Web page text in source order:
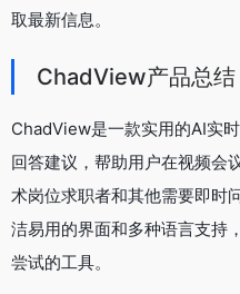
取最新信息。
ChadView产品总结
ChadView是一款实用的AI实
回答建议，帮助用户在视频会
术岗位求职者和其他需要即时
洁易用的界面和多种语言支持
尝试的工具。